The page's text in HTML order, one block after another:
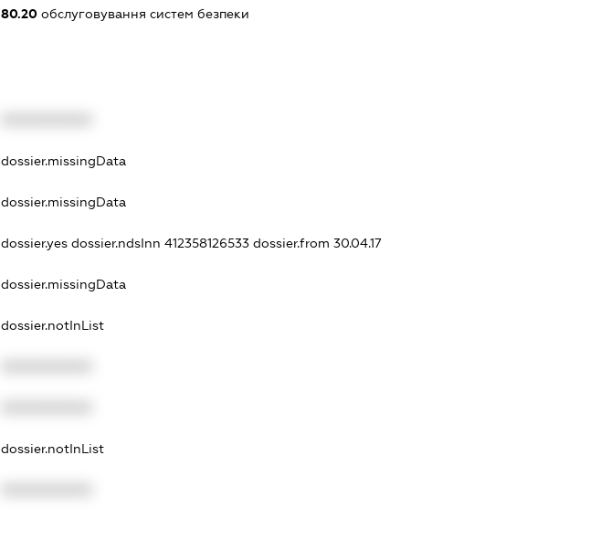
80.20обслуговування систем безпеки
dossier.missingData
dossier.missingData
dossier.yes dossier.ndsInn 412358126533 dossier.from 30.04.17
dossier.missingData
dossier.notInList
dossier.notInList